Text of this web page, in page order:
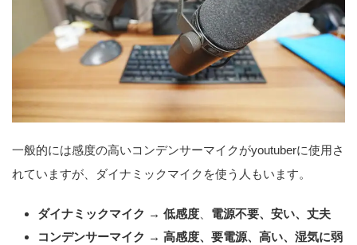
一般的には感度の高いコンデンサーマイクがyoutuberに使用さ
れていますが、ダイナミックマイクを使う人もいます。
ダイナミックマイク → 低感度
電源不要、安い、丈夫
コンデンサーマイク → 高感度、要電源、高い、湿気に弱